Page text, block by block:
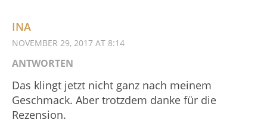
INA
NOVEMBER 29, 2017 AT 8:14
ANTWORTEN
Das klingt jetzt nicht ganz nach meinem
Geschmack. Aber trotzdem danke für die
Rezension.